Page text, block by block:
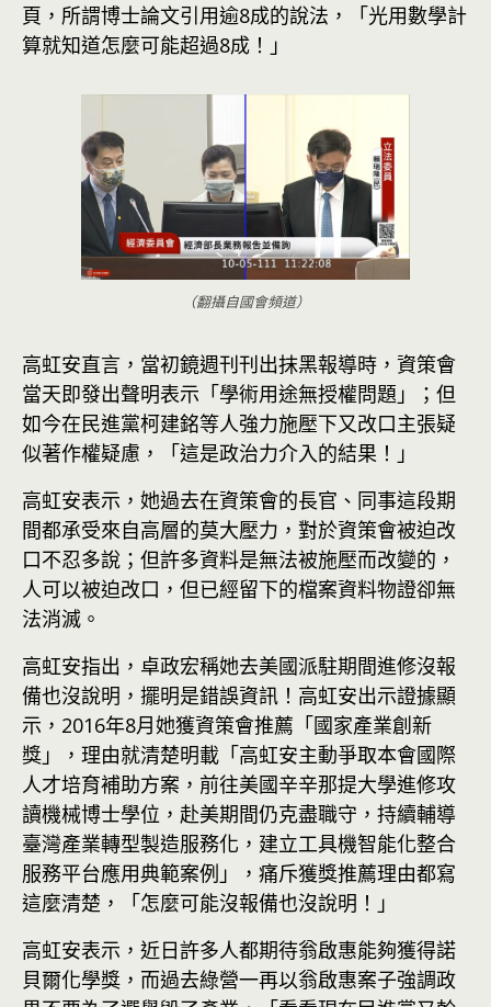
頁，所謂博士論文引用逾8成的說法，「光用數學計
算就知道怎麼可能超過8成！」
（翻攝自國會頻道）
高虹安直言，當初鏡週刊刊出抹黑報導時，資策會
當天即發出聲明表示「學術用途無授權問題」；但
如今在民進黨柯建銘等人強力施壓下又改口主張疑
似著作權疑慮，「這是政治力介入的結果！」
高虹安表示，她過去在資策會的長官、同事這段期
間都承受來自高層的莫大壓力，對於資策會被迫改
口不忍多說；但許多資料是無法被施壓而改變的，
人可以被迫改口，但已經留下的檔案資料物證卻無
法消滅。
高虹安指出，卓政宏稱她去美國派駐期間進修沒報
備也沒說明，擺明是錯誤資訊！高虹安出示證據顯
示，2016年8月她獲資策會推薦「國家產業創新
獎」，理由就清楚明載「高虹安主動爭取本會國際
人才培育補助方案，前往美國辛辛那提大學進修攻
讀機械博士學位，赴美期間仍克盡職守，持續輔導
臺灣產業轉型製造服務化，建立工具機智能化整合
服務平台應用典範案例」，痛斥獲獎推薦理由都寫
這麼清楚，「怎麼可能沒報備也沒說明！」
高虹安表示，近日許多人都期待翁啟惠能夠獲得諾
貝爾化學獎，而過去綠營一再以翁啟惠案子強調政